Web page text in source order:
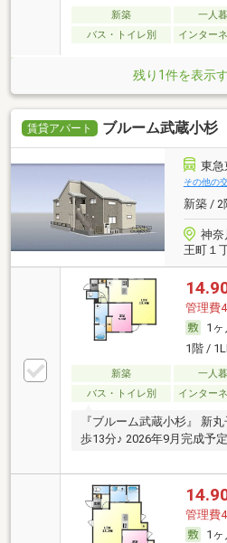
新築 一人
バス・トイレ別
インター
残り1件を表示
賃貸アパート ブルーム武蔵小杉
東急
その他の
新築 / 2
神奈
王町１
管理費
1ヶ
1階 /
新築 一人
バス・トイレ別
インター
『ブルーム武蔵小杉』 新
歩13分♪ 2026年9月完成予
管理費
1ヶ